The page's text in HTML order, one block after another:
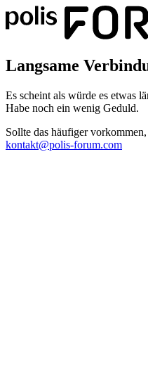
Langsame
Es scheint als würde es etwas
Habe noch ein wenig Geduld.
Sollte das häufiger
kontakt@polis-forum.com